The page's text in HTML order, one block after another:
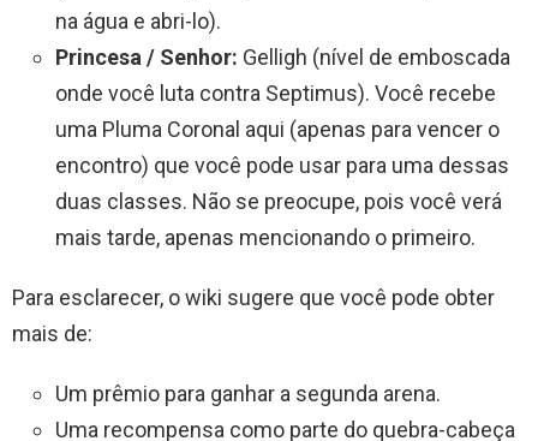
na água e abri-lo).
Princesa / Senhor: Gelligh (nível de emboscada
onde você luta contra Septimus). Você recebe
uma Pluma Coronal aqui (apenas para vencer o
encontro) que você pode usar para uma dessas
duas classes. Não se preocupe, pois você verá
mais tarde, apenas mencionando o primeiro.
Para esclarecer, o wiki sugere que você pode obter
mais de:
Um prêmio para ganhar a segunda arena.
Uma recompensa como parte do quebra-cabeça